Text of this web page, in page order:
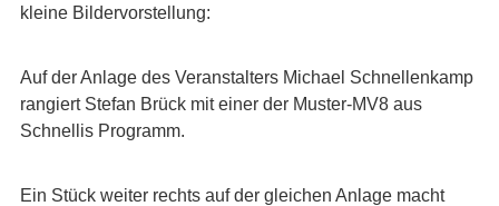
kleine Bildervorstellung:
Auf der Anlage des Veranstalters Michael Schnellenkamp
rangiert Stefan Brück mit einer der Muster-MV8 aus
Schnellis Programm.
Ein Stück weiter rechts auf der gleichen Anlage macht